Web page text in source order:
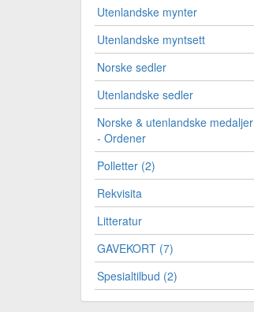
Utenlandske mynter
Utenlandske myntsett
Norske sedler
Utenlandske sedler
Norske & utenlandske medaljer
- Ordener
Polletter (2)
Rekvisita
Litteratur
GAVEKORT (7)
Spesialtilbud (2)